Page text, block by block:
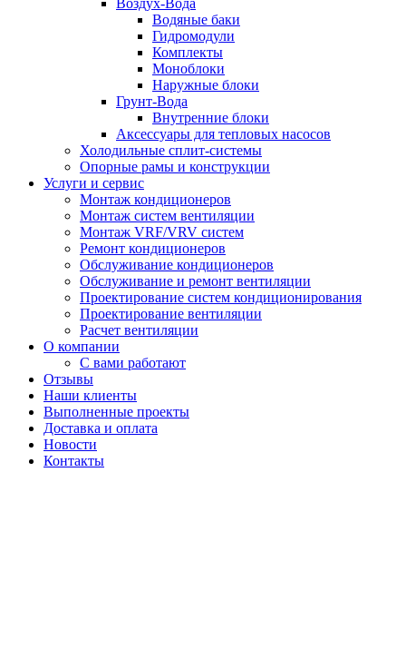
Воздух-Вода
Водяные баки
Гидромодули
Комплекты
Моноблоки
Наружные блоки
Грунт-Вода
Внутренние блоки
Аксессуары для тепловых насосов
Холодильные сплит-системы
Опорные рамы и конструкции
Услуги и сервис
Монтаж кондиционеров
Монтаж систем вентиляции
Монтаж VRF/VRV систем
Ремонт кондиционеров
Обслуживание кондиционеров
Обслуживание и ремонт вентиляции
Проектирование систем кондиционирования
Проектирование вентиляции
Расчет вентиляции
О компании
С вами работают
Отзывы
Наши клиенты
Выполненные проекты
Доставка и оплата
Новости
Контакты